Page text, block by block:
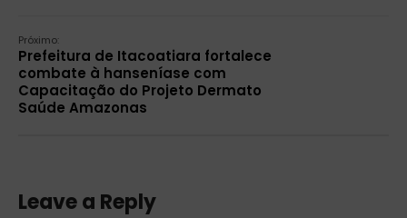
Próximo:
Prefeitura de Itacoatiara fortalece
combate à hanseníase com
Capacitação do Projeto Dermato
Saúde Amazonas
Leave a Reply